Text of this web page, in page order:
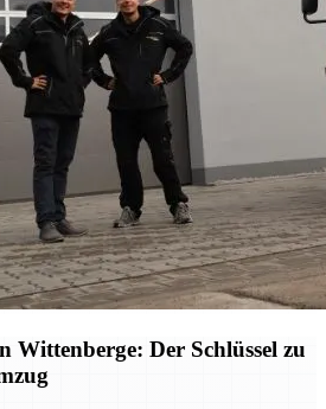
Wittenberge: Der Schlüssel zu